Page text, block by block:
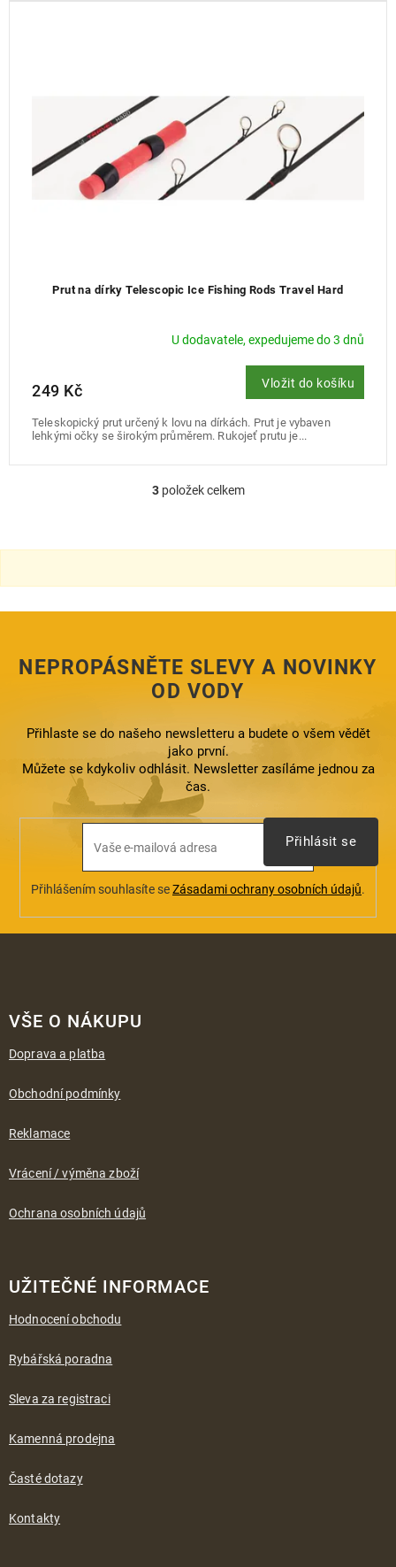
Prut na dírky Telescopic Ice Fishing Rods Travel Hard
U dodavatele, expedujeme do 3 dnů
249 Kč Vložit do košíku
Teleskopický prut určený k lovu na dírkách. Prut je vybaven
lehkými očky se širokým průměrem. Rukojeť prutu je...
O
á
a
í
v
k
y
ý
p
i
s
u
3položek celkem
NEPROPÁSNĚTE SLEVY A NOVINKY
OD VODY
Přihlaste se do našeho newsletteru a budete o všem vědět
jako první.
Můžete se kdykoliv odhlásit. Newsletter zasíláme jednou za
čas.
Přihlášením souhlasíte seZásadami ochrany osobních údajů.
Přihlásit se
VŠE O NÁKUPU
Doprava a platba
Obchodní podmínky
Reklamace
Vrácení / výměna zboží
Ochrana osobních údajů
UŽITEČNÉ INFORMACE
Hodnocení obchodu
Rybářská poradna
Sleva za registraci
Kamenná prodejna
Časté dotazy
Kontakty